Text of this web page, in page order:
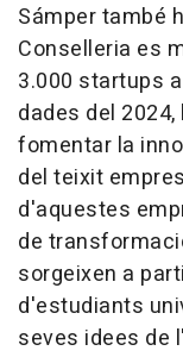
Sámper també
Conselleria es
3.000 startups
dades del
fomentar la
del teixit
d'aquestes
de
sorgeixen a
d'estudiants
seves idees de